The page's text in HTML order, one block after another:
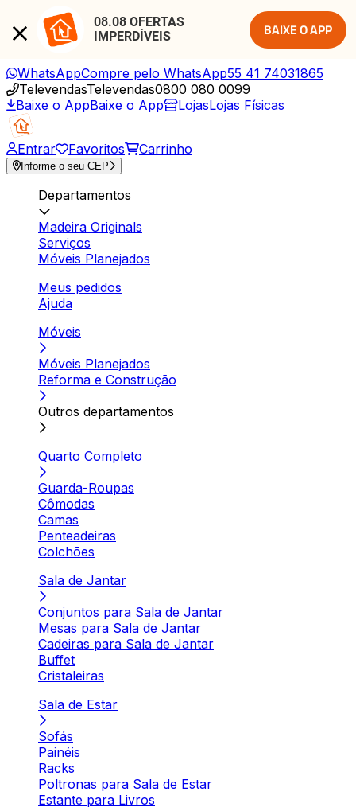
08.08 OFERTAS
IMPERDÍVEIS
BAIXE O APP
WhatsAppCompre pelo WhatsApp55 41 74031865
TelevendasTelevendas0800 080 0099
Baixe o AppBaixe o App LojasLojas Físicas
Entrar Favoritos Carrinho
Informe o seu CEP
Departamentos
Madeira Originals
Serviços
Móveis Planejados
Meus pedidos
Ajuda
Móveis
Móveis Planejados
Reforma e Construção
Outros departamentos
Quarto Completo
Guarda-Roupas
Cômodas
Camas
Penteadeiras
Colchões
Sala de Jantar
Conjuntos para Sala de Jantar
Mesas para Sala de Jantar
Cadeiras para Sala de Jantar
Buffet
Cristaleiras
Sala de Estar
Sofás
Painéis
Racks
Poltronas para Sala de Estar
Estante para Livros